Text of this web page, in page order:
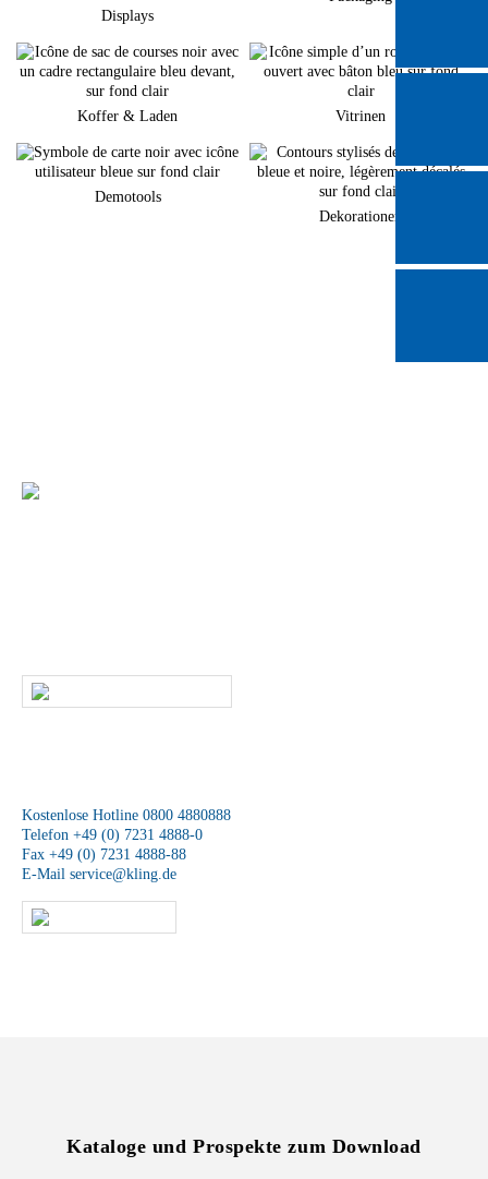
Displays
Koffer & Laden Vitrinen
Demotools
Dekorationen
Sie planen eine neuen Markenauftritt am POS?
Kostenlose Hotline 0800 4880888
Telefon +49 (0) 7231 4888-0
Fax +49 (0) 7231 4888-88
E-Mail service@kling.de
Kataloge und Prospekte zum Download